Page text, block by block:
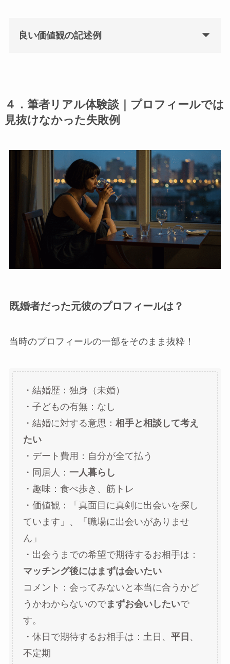
良い価値観の記述例
４．筆者リアル体験談｜プロフィールでは
見抜けなかった失敗例
既婚者だった元彼のプロフィールは？
当時のプロフィールの一部をそのまま抜粋！
・結婚歴：独身（未婚）
・子どもの有無：なし
・結婚に対する意思： 相手と相談して考え
たい
・デート費用：自分が全て払う
・同居人： 一人暮らし
・趣味：食べ歩き、筋トレ
・価値観：「真面目に真剣に出会いを探し
ています」、「職場に出会いがありませ
ん」
・出会うまでの希望で期待するお相手は：
マッチング後にはまずは会いたい
コメント：会ってみないと本当に合うかど
うかわからないのでまずお会いしたいで
す。
・休日で期待するお相手は：土日、 平日 、
不定期